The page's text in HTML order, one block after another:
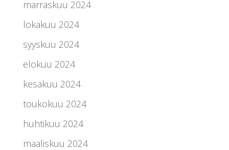
marraskuu 2024
lokakuu 2024
syyskuu 2024
elokuu 2024
kesäkuu 2024
toukokuu 2024
huhtikuu 2024
maaliskuu 2024